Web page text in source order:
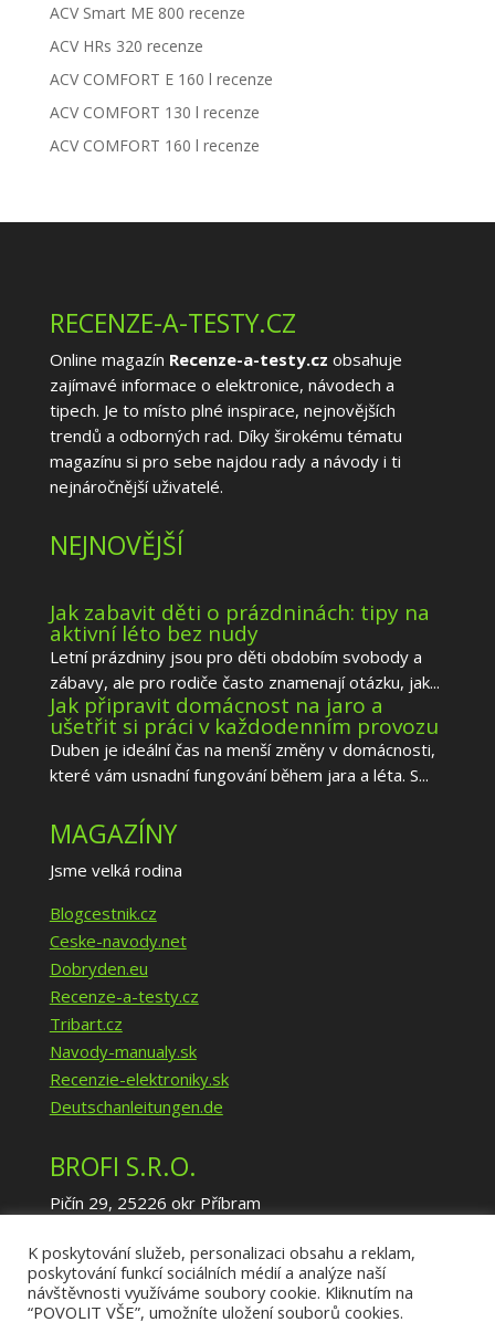
ACV Smart ME 800 recenze
ACV HRs 320 recenze
ACV COMFORT E 160 l recenze
ACV COMFORT 130 l recenze
ACV COMFORT 160 l recenze
RECENZE-A-TESTY.CZ
Online magazín Recenze-a-testy.cz obsahuje
zajímavé informace o elektronice, návodech a
tipech. Je to místo plné inspirace, nejnovějších
trendů a odborných rad. Díky širokému tématu
magazínu si pro sebe najdou rady a návody i ti
nejnáročnější uživatelé.
NEJNOVĚJŠÍ
Jak zabavit děti o prázdninách: tipy na
aktivní léto bez nudy
Letní prázdniny jsou pro děti obdobím svobody a
zábavy, ale pro rodiče často znamenají otázku, jak...
Jak připravit domácnost na jaro a
ušetřit si práci v každodenním provozu
Duben je ideální čas na menší změny v domácnosti,
které vám usnadní fungování během jara a léta. S...
MAGAZÍNY
Jsme velká rodina
Blogcestnik.cz
Ceske-navody.net
Dobryden.eu
Recenze-a-testy.cz
Tribart.cz
Navody-manualy.sk
Recenzie-elektroniky.sk
Deutschanleitungen.de
BROFI S.R.O.
Pičín 29, 25226 okr Příbram
DIČ: CZ02940035
info@brofi.eu
https://www.brofi.eu/
K poskytování služeb, personalizaci obsahu a reklam,
poskytování funkcí sociálních médií a analýze naší
návštěvnosti využíváme soubory cookie. Kliknutím na
“POVOLIT VŠE”, umožníte uložení souborů cookies.